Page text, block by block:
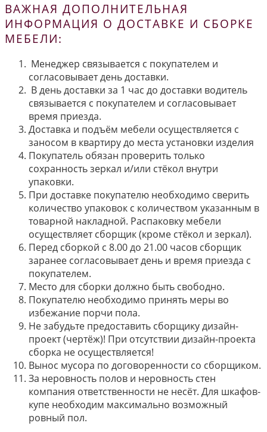
ВАЖНАЯ ДОПОЛНИТЕЛЬНАЯ
ИНФОРМАЦИЯ О ДОСТАВКЕ И СБОРКЕ
МЕБЕЛИ:
Менеджер связывается с покупателем и
согласовывает день доставки.
В день доставки за 1 час до доставки водитель
связывается с покупателем и согласовывает
время приезда.
Доставка и подъём мебели осуществляется с
заносом в квартиру до места установки изделия
Покупатель обязан проверить только
сохранность зеркал и/или стёкол внутри
упаковки.
При доставке покупателю необходимо сверить
количество упаковок с количеством указанным в
товарной накладной. Распаковку мебели
осуществляет сборщик (кроме стёкол и зеркал).
Перед сборкой с 8.00 до 21.00 часов сборщик
заранее согласовывает день и время приезда с
покупателем.
Место для сборки должно быть свободно.
Покупателю необходимо принять меры во
избежание порчи пола.
Не забудьте предоставить сборщику дизайн-
проект (чертёж)! При отсутствии дизайн-проекта
сборка не осуществляется!
Вынос мусора по договоренности со сборщиком.
За неровность полов и неровность стен
компания ответственности не несёт. Для шкафов-
купе необходим максимально возможный
ровный пол.